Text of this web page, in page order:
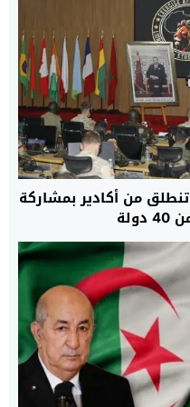
مناورات الأسد الإفريقي 2026 تنطلق من أكادير بمشاركة